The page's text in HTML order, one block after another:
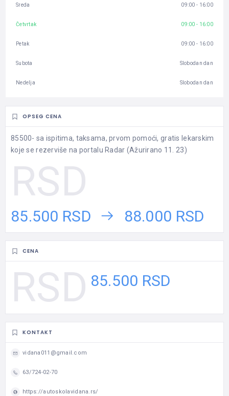
Sreda 09:00 - 16:00
Četvrtak 09:00 - 16:00
Petak 09:00 - 16:00
Subota Slobodan dan
Nedelja Slobodan dan
OPSEG CENA
85500- sa ispitima, taksama, prvom pomoći, gratis lekarskim
koje se rezerviše na portalu Radar (Ažurirano 11. 23)
85.500 RSD 88.000 RSD
CENA
85.500 RSD
KONTAKT
vidana011@gmail.com
63/724-02-70
https://autoskolavidana.rs/